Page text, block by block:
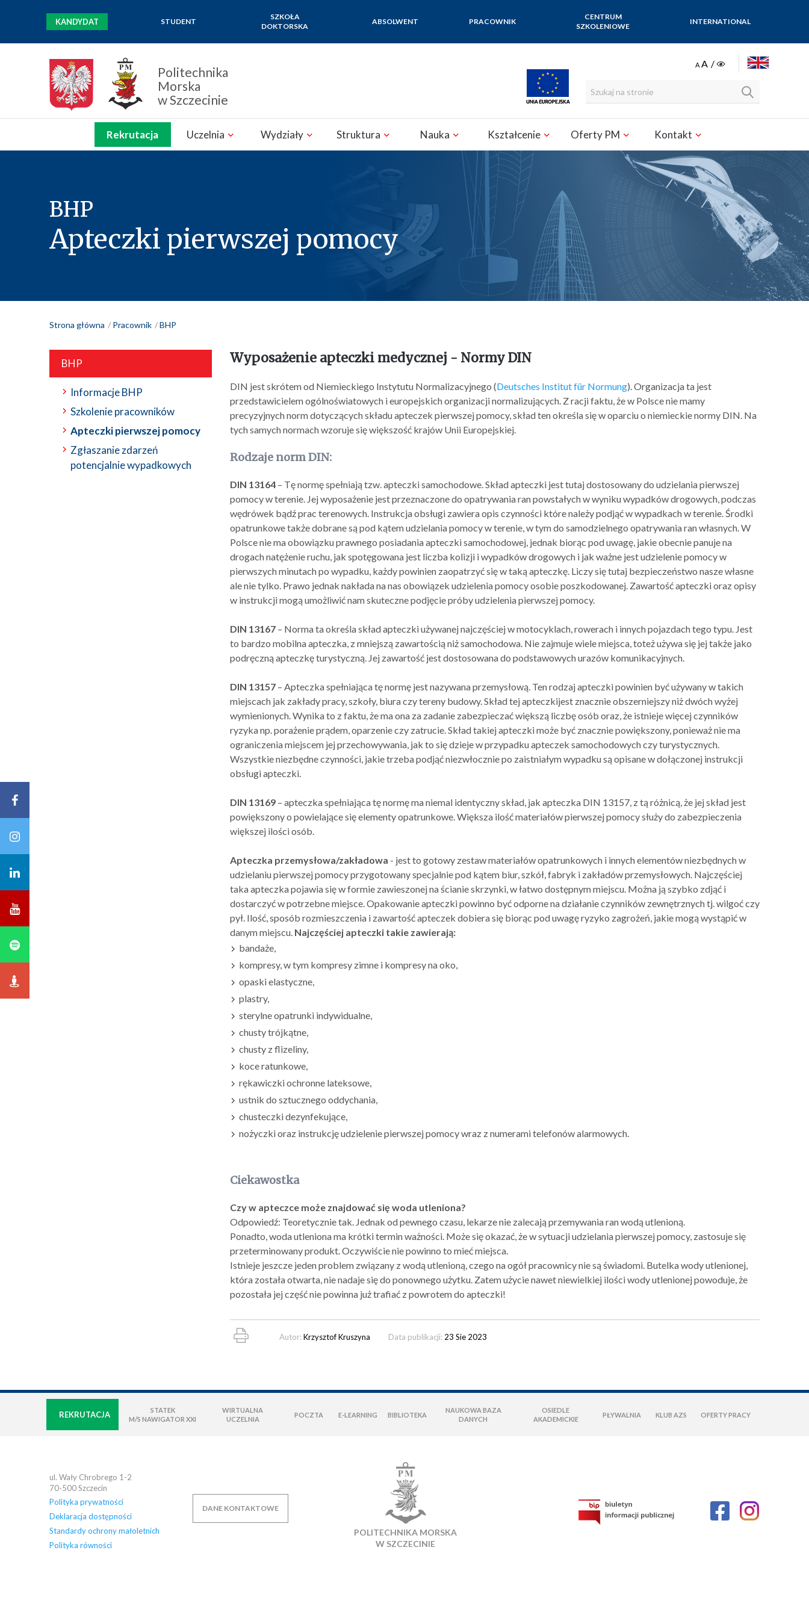
KANDYDAT STUDENT
SZKOŁA
DOKTORSKA
ABSOLWENT PRACOWNIK
CENTRUM
SZKOLENIOWE
INTERNATIONAL
Politechnika
Morska
w Szczecinie
Rekrutacja Uczelnia Wydziały Struktura Nauka Kształcenie Oferty PM Kontakt
Zamknij nawigację
BHP
Apteczki pierwszej pomocy
Strona główna Pracownik BHP
BHP
Informacje BHP
Szkolenie pracowników
Apteczki pierwszej pomocy
Zgłaszanie zdarzeń
potencjalnie wypadkowych
Wyposażenie apteczki medycznej - Normy DIN
DIN jest skrótem od Niemieckiego Instytutu Normalizacyjnego (Deutsches Institut für Normung). Organizacja ta jest
przedstawicielem ogólnoświatowych i europejskich organizacji normalizujących. Z racji faktu, że w Polsce nie mamy
precyzyjnych norm dotyczących składu apteczek pierwszej pomocy, skład ten określa się w oparciu o niemieckie normy DIN. Na
tych samych normach wzoruje się większość krajów Unii Europejskiej.
Rodzaje norm DIN:
DIN 13164 – Tę normę spełniają tzw. apteczki samochodowe. Skład apteczki jest tutaj dostosowany do udzielania pierwszej
pomocy w terenie. Jej wyposażenie jest przeznaczone do opatrywania ran powstałych w wyniku wypadków drogowych, podczas
wędrówek bądź prac terenowych. Instrukcja obsługi zawiera opis czynności które należy podjąć w wypadkach w terenie. Środki
opatrunkowe także dobrane są pod kątem udzielania pomocy w terenie, w tym do samodzielnego opatrywania ran własnych. W
Polsce nie ma obowiązku prawnego posiadania apteczki samochodowej, jednak biorąc pod uwagę, jakie obecnie panuje na
drogach natężenie ruchu, jak spotęgowana jest liczba kolizji i wypadków drogowych i jak ważne jest udzielenie pomocy w
pierwszych minutach po wypadku, każdy powinien zaopatrzyć się w taką apteczkę. Liczy się tutaj bezpieczeństwo nasze własne
ale nie tylko. Prawo jednak nakłada na nas obowiązek udzielenia pomocy osobie poszkodowanej. Zawartość apteczki oraz opisy
w instrukcji mogą umożliwić nam skuteczne podjęcie próby udzielenia pierwszej pomocy.
DIN 13167 – Norma ta określa skład apteczki używanej najczęściej w motocyklach, rowerach i innych pojazdach tego typu. Jest
to bardzo mobilna apteczka, z mniejszą zawartością niż samochodowa. Nie zajmuje wiele miejsca, toteż używa się jej także jako
podręczną apteczkę turystyczną. Jej zawartość jest dostosowana do podstawowych urazów komunikacyjnych.
DIN 13157 – Apteczka spełniająca tę normę jest nazywana przemysłową. Ten rodzaj apteczki powinien być używany w takich
miejscach jak zakłady pracy, szkoły, biura czy tereny budowy. Skład tej apteczkijest znacznie obszerniejszy niż dwóch wyżej
wymienionych. Wynika to z faktu, że ma ona za zadanie zabezpieczać większą liczbę osób oraz, że istnieje więcej czynników
ryzyka np. porażenie prądem, oparzenie czy zatrucie. Skład takiej apteczki może być znacznie powiększony, ponieważ nie ma
ograniczenia miejscem jej przechowywania, jak to się dzieje w przypadku apteczek samochodowych czy turystycznych.
Wszystkie niezbędne czynności, jakie trzeba podjąć niezwłocznie po zaistniałym wypadku są opisane w dołączonej instrukcji
obsługi apteczki.
DIN 13169 – apteczka spełniająca tę normę ma niemal identyczny skład, jak apteczka DIN 13157, z tą różnicą, że jej skład jest
powiększony o powielające się elementy opatrunkowe. Większa ilość materiałów pierwszej pomocy służy do zabezpieczenia
większej ilości osób.
Apteczka przemysłowa/zakładowa - jest to gotowy zestaw materiałów opatrunkowych i innych elementów niezbędnych w
udzielaniu pierwszej pomocy przygotowany specjalnie pod kątem biur, szkół, fabryk i zakładów przemysłowych. Najczęściej
taka apteczka pojawia się w formie zawieszonej na ścianie skrzynki, w łatwo dostępnym miejscu. Można ją szybko zdjąć i
dostarczyć w potrzebne miejsce. Opakowanie apteczki powinno być odporne na działanie czynników zewnętrznych tj. wilgoć czy
pył. Ilość, sposób rozmieszczenia i zawartość apteczek dobiera się biorąc pod uwagę ryzyko zagrożeń, jakie mogą wystąpić w
danym miejscu. Najczęściej apteczki takie zawierają:
bandaże,
kompresy, w tym kompresy zimne i kompresy na oko,
opaski elastyczne,
plastry,
sterylne opatrunki indywidualne,
chusty trójkątne,
chusty z flizeliny,
koce ratunkowe,
rękawiczki ochronne lateksowe,
ustnik do sztucznego oddychania,
chusteczki dezynfekujące,
nożyczki oraz instrukcję udzielenie pierwszej pomocy wraz z numerami telefonów alarmowych.
Ciekawostka
Czy w apteczce może znajdować się woda utleniona?
Odpowiedź: Teoretycznie tak. Jednak od pewnego czasu, lekarze nie zalecają przemywania ran wodą utlenioną.
Ponadto, woda utleniona ma krótki termin ważności. Może się okazać, że w sytuacji udzielania pierwszej pomocy, zastosuje się
przeterminowany produkt. Oczywiście nie powinno to mieć miejsca.
Istnieje jeszcze jeden problem związany z wodą utlenioną, czego na ogół pracownicy nie są świadomi. Butelka wody utlenionej,
która została otwarta, nie nadaje się do ponownego użytku. Zatem użycie nawet niewielkiej ilości wody utlenionej powoduje, że
pozostała jej część nie powinna już trafiać z powrotem do apteczki!
Autor:Krzysztof Kruszyna Data publikacji: 23 Sie 2023
REKRUTACJA
STATEK
M/S NAWIGATOR XXI
WIRTUALNA
UCZELNIA
POCZTA E-LEARNING BIBLIOTEKA
NAUKOWA BAZA
DANYCH
OSIEDLE
AKADEMICKIE
PŁYWALNIA KLUB AZS OFERTY PRACY
POLITECHNIKA MORSKA
W SZCZECINIE
ul. Wały Chrobrego 1-2
70-500Szczecin
Polityka prywatności
Deklaracja dostępności
Standardy ochrony małoletnich
Polityka równości
DANE KONTAKTOWE